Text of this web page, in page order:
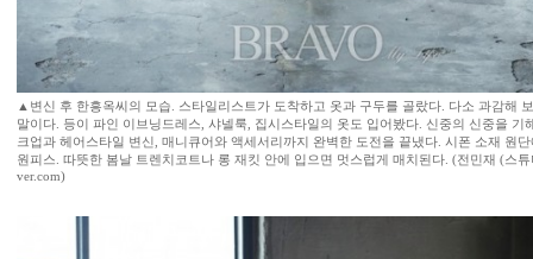
▲변신 후 한흥옥씨의 모습. 스타일리스트가 도착하고 옷과 구두를 골랐다. 다소 과감해
말이다. 등이 파인 이브닝드레스, 샤넬룩, 집시스타일의 옷도 입어봤다. 신중의 신중을 기
크업과 헤어스타일 변신, 매니큐어와 액세서리까지 완벽한 도전을 끝냈다. 시폰 소재 원
원피스. 따뜻한 봄날 트렌치코트나 롱 재킷 안에 입으면 멋스럽게 매치된다. (전민재 (스튜
ver.com)